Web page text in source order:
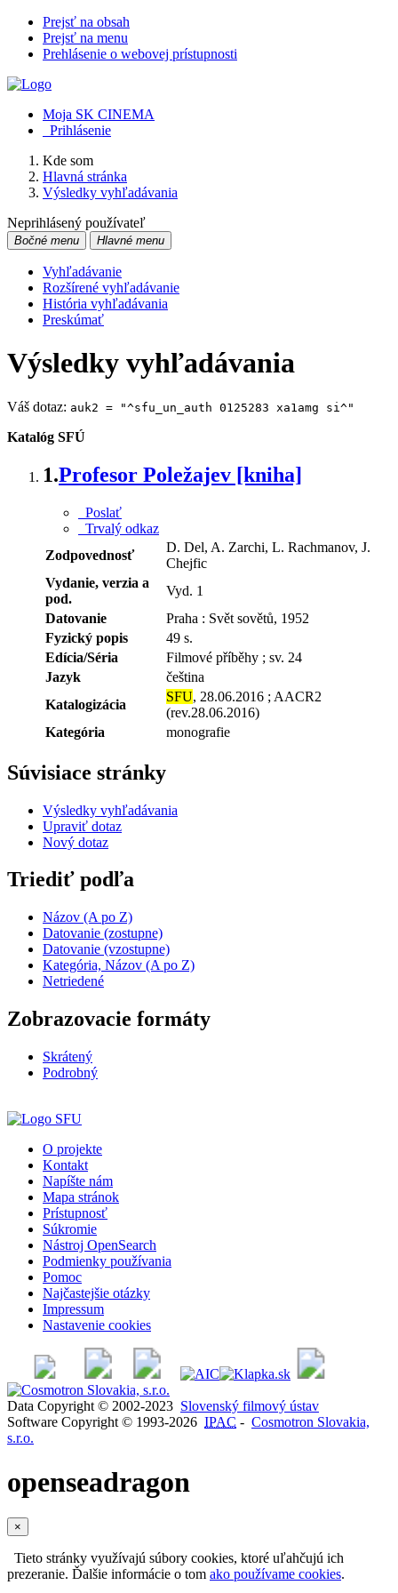
Prejsť na obsah
Prejsť na menu
Prehlásenie o webovej prístupnosti
Moja SK CINEMA
Prihlásenie
Kde som
Hlavná stránka
Výsledky vyhľadávania
Neprihlásený používateľ
Bočné menu Hlavné menu
Vyhľadávanie
Rozšírené vyhľadávanie
História vyhľadávania
Preskúmať
Výsledky vyhľadávania
Váš dotaz: auk2 = "^sfu_un_auth 0125283 xa1amg si^"
Katalóg SFÚ
1.Profesor Poležajev [kniha]
Poslať
Trvalý odkaz
Zodpovednosť
D. Del, A. Zarchi, L. Rachmanov, J.
Chejfic
Vydanie, verzia a
pod.
Vyd. 1
Datovanie
Praha : Svět sovětů, 1952
Fyzický popis
49 s.
Edícia/Séria
Filmové příběhy ; sv. 24
Jazyk
čeština
Katalogizácia
SFU, 28.06.2016 ; AACR2
(rev.28.06.2016)
Kategória
monografie
Súvisiace stránky
Výsledky vyhľadávania
Upraviť dotaz
Nový dotaz
Triediť podľa
Názov (A po Z)
Datovanie (zostupne)
Datovanie (vzostupne)
Kategória, Názov (A po Z)
Netriedené
Zobrazovacie formáty
Skrátený
Podrobný
O projekte
Kontakt
Napíšte nám
Mapa stránok
Prístupnosť
Súkromie
Nástroj OpenSearch
Podmienky používania
Pomoc
Najčastejšie otázky
Impressum
Nastavenie cookies
Data Copyright © 2002-2023 Slovenský filmový ústav
Software Copyright © 1993-2026 IPAC - Cosmotron Slovakia,
s.r.o.
openseadragon
×
Tieto stránky využívajú súbory cookies, ktoré uľahčujú ich
prezeranie. Ďalšie informácie o tom ako používame cookies.